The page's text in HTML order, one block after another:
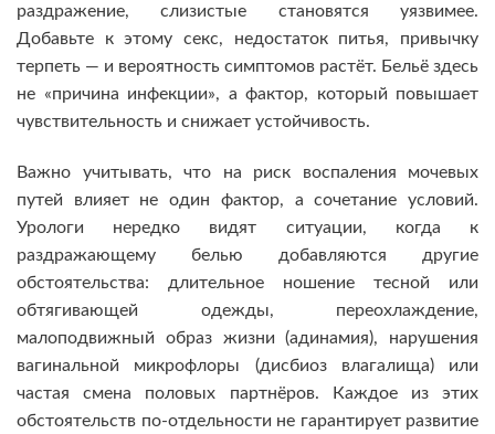
раздражение, слизистые становятся уязвимее.
Добавьте к этому секс, недостаток питья, привычку
терпеть — и вероятность симптомов растёт. Бельё здесь
не «причина инфекции», а фактор, который повышает
чувствительность и снижает устойчивость.
Важно учитывать, что на риск воспаления мочевых
путей влияет не один фактор, а сочетание условий.
Урологи нередко видят ситуации, когда к
раздражающему белью добавляются другие
обстоятельства: длительное ношение тесной или
обтягивающей одежды, переохлаждение,
малоподвижный образ жизни (адинамия), нарушения
вагинальной микрофлоры (дисбиоз влагалища) или
частая смена половых партнёров. Каждое из этих
обстоятельств по-отдельности не гарантирует развитие